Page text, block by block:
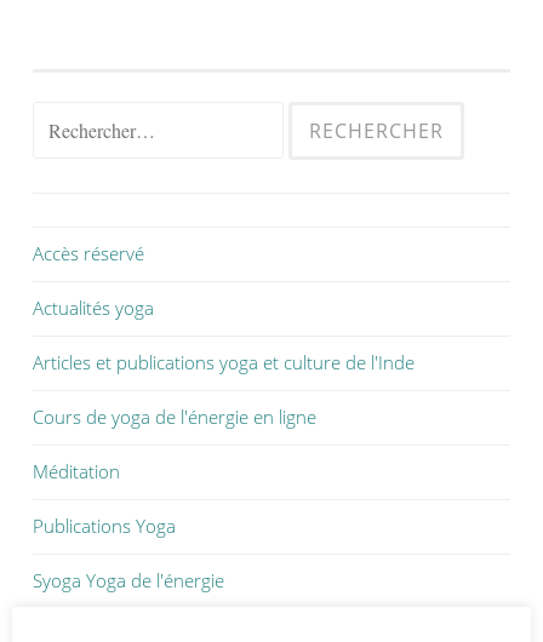
Accès réservé
Actualités yoga
Articles et publications yoga et culture de l'Inde
Cours de yoga de l'énergie en ligne
Méditation
Publications Yoga
Syoga Yoga de l'énergie